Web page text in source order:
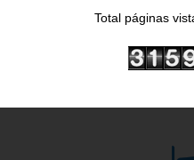
Total páginas